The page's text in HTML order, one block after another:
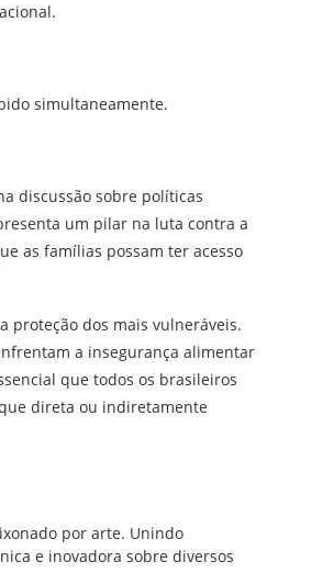
simultaneamente.
discussão sobre políticas
um pilar na luta contra a
as famílias possam ter acesso
proteção dos mais vulneráveis.
a insegurança alimentar
que todos os brasileiros
direta ou indiretamente
por arte. Unindo
e inovadora sobre diversos